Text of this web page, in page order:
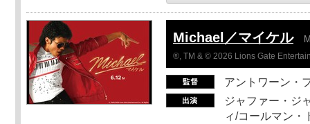
Michael／マイケル
®, TM & © 2026 Lions Gate
アントワーン・
ジャファー・ジ
ィ/コールマン・